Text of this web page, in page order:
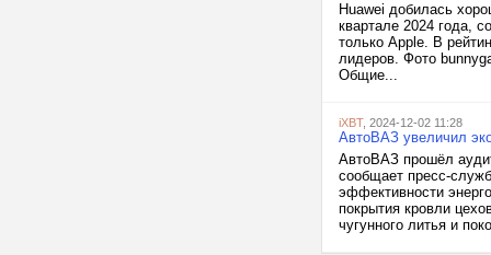
Huawei добилась
квартале 2024 года,
только Apple. В
лидеров. Фото
Общие...
iXBT, 2024-12-02 11:28
АвтоВАЗ увеличил
АвтоВАЗ прошёл
сообщает пресс-
эффективности
покрытия кровли
чугунного литья и